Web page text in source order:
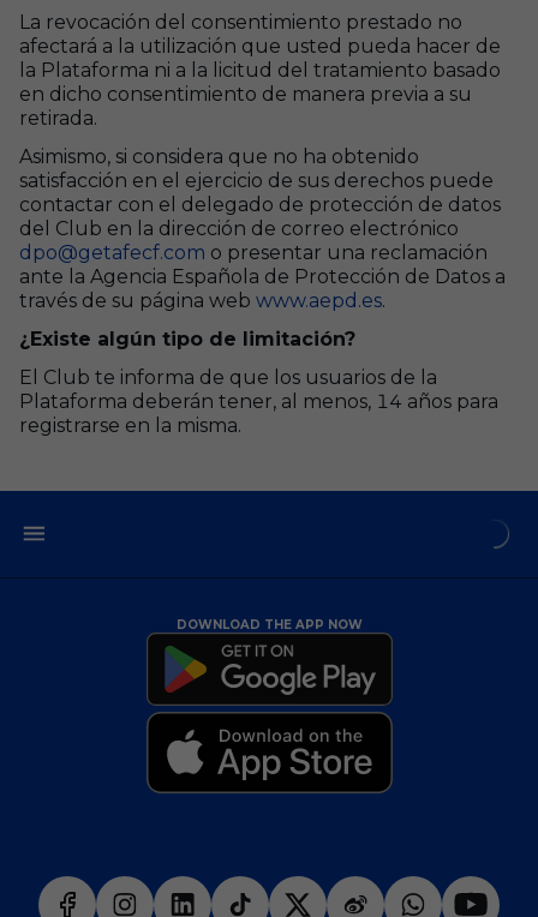
La revocación del consentimiento prestado no
afectará a la utilización que usted pueda hacer de
la Plataforma ni a la licitud del tratamiento basado
en dicho consentimiento de manera previa a su
retirada.
Asimismo, si considera que no ha obtenido
satisfacción en el ejercicio de sus derechos puede
contactar con el delegado de protección de datos
del Club en la dirección de correo electrónico
dpo@getafecf.com o presentar una reclamación
ante la Agencia Española de Protección de Datos a
través de su página web www.aepd.es.
¿Existe algún tipo de limitación?
El Club te informa de que los usuarios de la
Plataforma deberán tener, al menos, 14 años para
registrarse en la misma.
DOWNLOAD THE APP NOW